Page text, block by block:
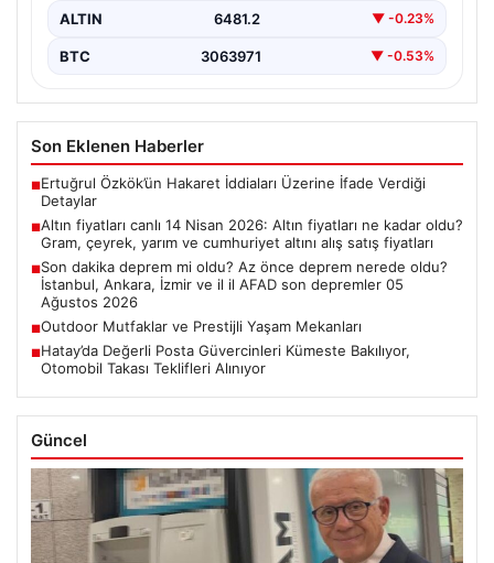
ALTIN 6481.2 ▼ -0.23%
BTC 3063971 ▼ -0.53%
Son Eklenen Haberler
■Ertuğrul Özkök’ün Hakaret İddiaları Üzerine İfade Verdiği
Detaylar
■Altın fiyatları canlı 14 Nisan 2026: Altın fiyatları ne kadar oldu?
Gram, çeyrek, yarım ve cumhuriyet altını alış satış fiyatları
■Son dakika deprem mi oldu? Az önce deprem nerede oldu?
İstanbul, Ankara, İzmir ve il il AFAD son depremler 05
Ağustos 2026
■Outdoor Mutfaklar ve Prestijli Yaşam Mekanları
■Hatay’da Değerli Posta Güvercinleri Kümeste Bakılıyor,
Otomobil Takası Teklifleri Alınıyor
Güncel